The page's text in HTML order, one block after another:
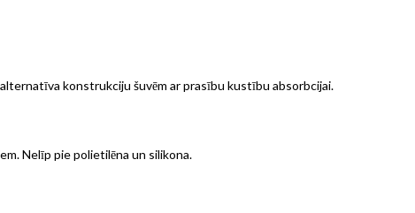
konstrukciju šuvēm ar prasību kustību absorbcijai.
Nelīp pie polietilēna un silikona.